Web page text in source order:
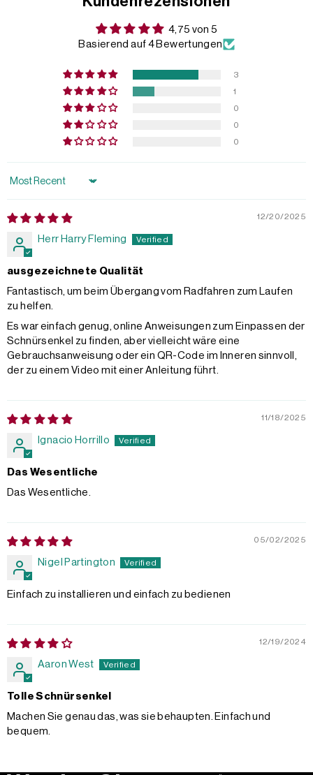
4,75 von 5
Basierend auf 4 Bewertungen
3
1
0
0
0
Sort by
12/20/2025
Herr Harry Fleming
ausgezeichnete Qualität
Fantastisch, um beim Übergang vom Radfahren zum Laufen
zu helfen.
Es war einfach genug, online Anweisungen zum Einpassen der
Schnürsenkel zu finden, aber vielleicht wäre eine
Gebrauchsanweisung oder ein QR-Code im Inneren sinnvoll,
der zu einem Video mit einer Anleitung führt.
11/18/2025
Ignacio Horrillo
Das Wesentliche
Das Wesentliche.
05/02/2025
Nigel Partington
Einfach zu installieren und einfach zu bedienen
12/19/2024
Aaron West
Tolle Schnürsenkel
Machen Sie genau das, was sie behaupten. Einfach und
bequem.